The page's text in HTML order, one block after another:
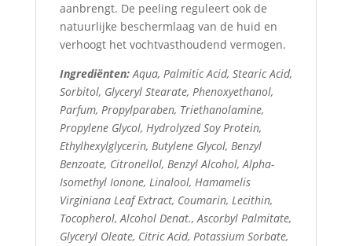
aanbrengt. De peeling reguleert ook de
natuurlijke beschermlaag van de huid en
verhoogt het vochtvasthoudend vermogen.
Ingrediënten:Aqua, Palmitic Acid, Stearic Acid,
Sorbitol, Glyceryl Stearate, Phenoxyethanol,
Parfum, Propylparaben, Triethanolamine,
Propylene Glycol, Hydrolyzed Soy Protein,
Ethylhexylglycerin, Butylene Glycol, Benzyl
Benzoate, Citronellol, Benzyl Alcohol, Alpha-
Isomethyl Ionone, Linalool, Hamamelis
Virginiana Leaf Extract, Coumarin, Lecithin,
Tocopherol, Alcohol Denat., Ascorbyl Palmitate,
Glyceryl Oleate, Citric Acid, Potassium Sorbate,